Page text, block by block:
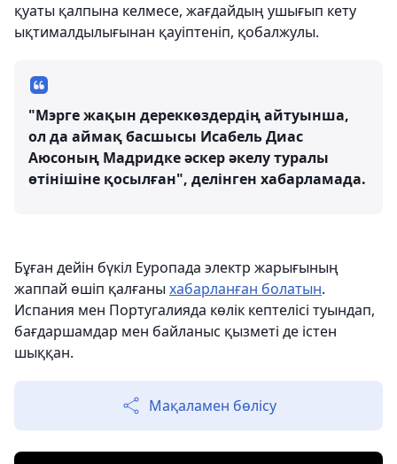
қуаты қалпына келмесе, жағдайдың ушығып кету
ықтималдылығынан қауіптеніп, қобалжулы.
"Мэрге жақын дереккөздердің айтуынша,
ол да аймақ басшысы Исабель Диас
Аюсоның Мадридке әскер әкелу туралы
өтінішіне қосылған", делінген хабарламада.
Бұған дейін бүкіл Еуропада электр жарығының
жаппай өшіп қалғаны хабарланған болатын.
Испания мен Португалияда көлік кептелісі туындап,
бағдаршамдар мен байланыс қызметі де істен
шыққан.
Мақаламен бөлісу